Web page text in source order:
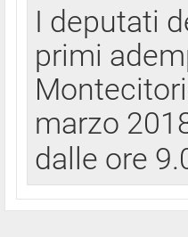
I deputati
primi
marzo
dalle ore